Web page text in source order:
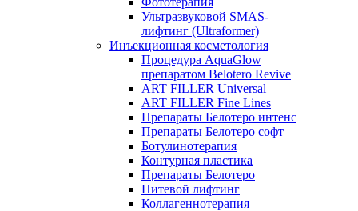
Ультразвуковой SMAS-
лифтинг (Ultraformer)
Инъекционная косметология
Процедура AquaGlow
препаратом Belotero Revive
ART FILLER Universal
ART FILLER Fine Lines
Препараты Белотеро интенс
Препараты Белотеро софт
Ботулинотерапия
Контурная пластика
Препараты Белотеро
Нитевой лифтинг
Коллагеннотерапия